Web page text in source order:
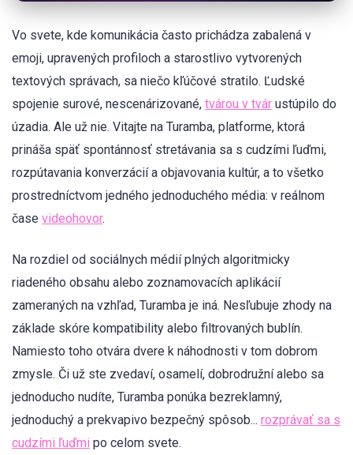
Vo svete, kde komunikácia často prichádza zabalená v
emoji, upravených profiloch a starostlivo vytvorených
textových správach, sa niečo kľúčové stratilo. Ľudské
spojenie surové, nescenárizované, tvárou v tvár ustúpilo do
úzadia. Ale už nie. Vitajte na Turamba, platforme, ktorá
prináša späť spontánnosť stretávania sa s cudzími ľuďmi,
rozpútavania konverzácií a objavovania kultúr, a to všetko
prostredníctvom jedného jednoduchého média: v reálnom
čase videohovor.
Na rozdiel od sociálnych médií plných algoritmicky
riadeného obsahu alebo zoznamovacích aplikácií
zameraných na vzhľad, Turamba je iná. Nesľubuje zhody na
základe skóre kompatibility alebo filtrovaných bublín.
Namiesto toho otvára dvere k náhodnosti v tom dobrom
zmysle. Či už ste zvedaví, osamelí, dobrodružní alebo sa
jednoducho nudíte, Turamba ponúka bezreklamný,
jednoduchý a prekvapivo bezpečný spôsob... rozprávať sa s
cudzími ľuďmi po celom svete.